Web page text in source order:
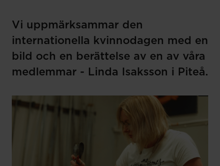
Vi uppmärksammar den
internationella kvinnodagen med en
bild och en berättelse av en av våra
medlemmar - Linda Isaksson i Piteå.